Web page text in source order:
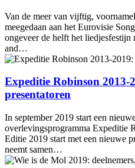
Van de meer van vijftig,
meegedaan aan het Eurovisie
ongeveer de helft het
and…
Expeditie Robinson 2013-
presentatoren
In september 2019 start een
overlevingsprogramma Expeditie
Editie 2019 start met een nieuwe
neemt samen…